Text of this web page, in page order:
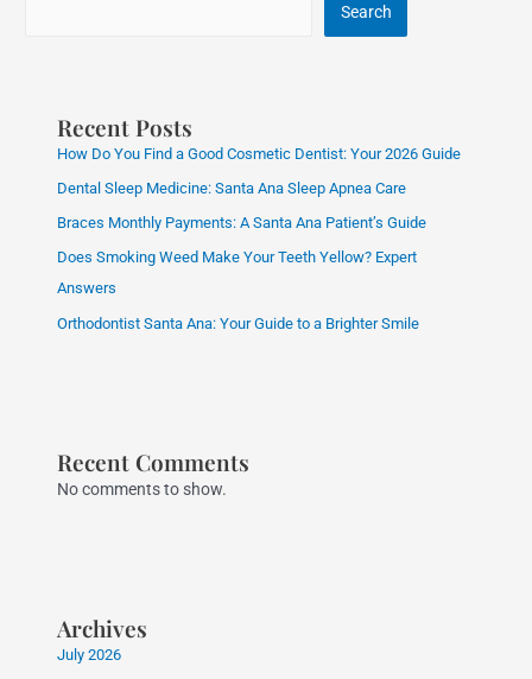
Search
Recent Posts
How Do You Find a Good Cosmetic Dentist: Your 2026 Guide
Dental Sleep Medicine: Santa Ana Sleep Apnea Care
Braces Monthly Payments: A Santa Ana Patient’s Guide
Does Smoking Weed Make Your Teeth Yellow? Expert
Answers
Orthodontist Santa Ana: Your Guide to a Brighter Smile
Recent Comments
No comments to show.
Archives
July 2026